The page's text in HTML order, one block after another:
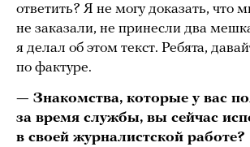
ответить? Я не могу доказать, что
не заказали, не принесли два
я делал об этом текст. Ребята,
по фактуре.
— Знакомства, которые у вас
за время службы, вы сейчас
в своей журналистской работе?